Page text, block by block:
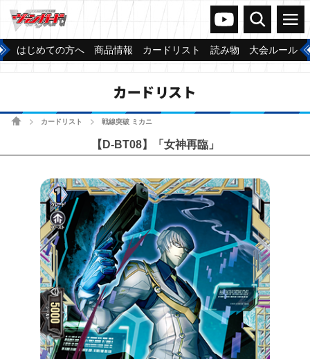
ヴァンガードch
検索 メニュー
はじめての方へ 商品情報 カードリスト 読み物 大会ルール
カードリスト
ホームカードリスト 戦線突破 ミカニ
【D-BT08】「女神再臨」